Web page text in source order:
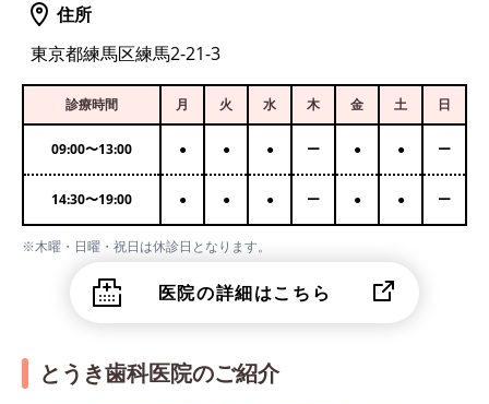
住所
東京都練馬区練馬2-21-3
診療時間 月 火 水 木 金 土 日
09:00〜13:00 ● ● ● ー ● ● ー
14:30〜19:00 ● ● ● ー ● ● ー
※木曜・日曜・祝日は休診日となります。
医院の詳細はこちら
とうき歯科医院のご紹介